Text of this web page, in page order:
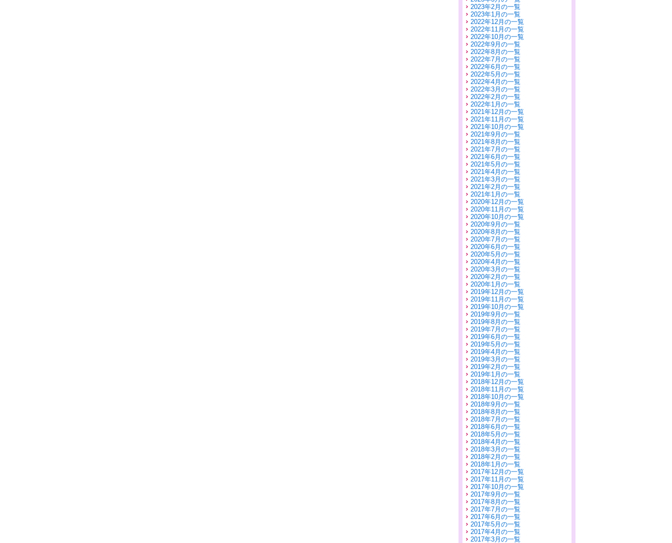
2023年2月の一覧
2023年1月の一覧
2022年12月の一覧
2022年11月の一覧
2022年10月の一覧
2022年9月の一覧
2022年8月の一覧
2022年7月の一覧
2022年6月の一覧
2022年5月の一覧
2022年4月の一覧
2022年3月の一覧
2022年2月の一覧
2022年1月の一覧
2021年12月の一覧
2021年11月の一覧
2021年10月の一覧
2021年9月の一覧
2021年8月の一覧
2021年7月の一覧
2021年6月の一覧
2021年5月の一覧
2021年4月の一覧
2021年3月の一覧
2021年2月の一覧
2021年1月の一覧
2020年12月の一覧
2020年11月の一覧
2020年10月の一覧
2020年9月の一覧
2020年8月の一覧
2020年7月の一覧
2020年6月の一覧
2020年5月の一覧
2020年4月の一覧
2020年3月の一覧
2020年2月の一覧
2020年1月の一覧
2019年12月の一覧
2019年11月の一覧
2019年10月の一覧
2019年9月の一覧
2019年8月の一覧
2019年7月の一覧
2019年6月の一覧
2019年5月の一覧
2019年4月の一覧
2019年3月の一覧
2019年2月の一覧
2019年1月の一覧
2018年12月の一覧
2018年11月の一覧
2018年10月の一覧
2018年9月の一覧
2018年8月の一覧
2018年7月の一覧
2018年6月の一覧
2018年5月の一覧
2018年4月の一覧
2018年3月の一覧
2018年2月の一覧
2018年1月の一覧
2017年12月の一覧
2017年11月の一覧
2017年10月の一覧
2017年9月の一覧
2017年8月の一覧
2017年7月の一覧
2017年6月の一覧
2017年5月の一覧
2017年4月の一覧
2017年3月の一覧